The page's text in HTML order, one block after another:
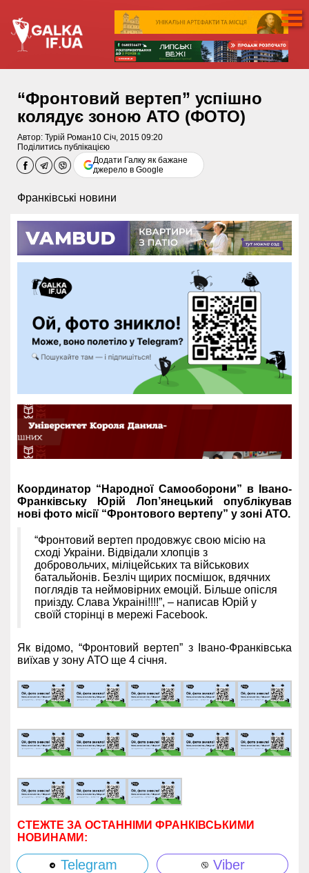
“Фронтовий вертеп” успішно
колядує зоною АТО (ФОТО)
Автор: Турій Роман10 Січ, 2015 09:20
Поділитись публікацією
Додати Галку як бажане
джерело в Google
Франківські новини
Координатор “Народної Самооборони” в Івано-
Франківську Юрій Лоп’янецький опублікував
нові фото місії “Фронтового вертепу” у зоні АТО.
“Фронтовий вертеп продовжує свою мiсiю на
сходi Украiни. Вiдвiдали хлопцiв з
добровольчих, мiлiцейських та вiйськових
батальйонiв. Безлiч щирих посмiшок, вдячних
поглядiв та неймовiрних емоцiй. Бiльше опiсля
приiзду. Слава Украiнi!!!!”, – написав Юрій у
своїй сторінці в мережі Facebook.
Як відомо, “Фронтовий вертеп” з Івано-Франківська
виїхав у зону АТО ще 4 січня.
СТЕЖТЕ ЗА ОСТАННІМИ ФРАНКІВСЬКИМИ
НОВИНАМИ:
Telegram
Viber